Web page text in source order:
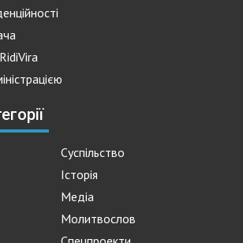
Суспільство
Історія
Медіа
Молитвослов